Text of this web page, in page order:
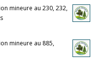
mineure au 230, 232,
mineure au 885,